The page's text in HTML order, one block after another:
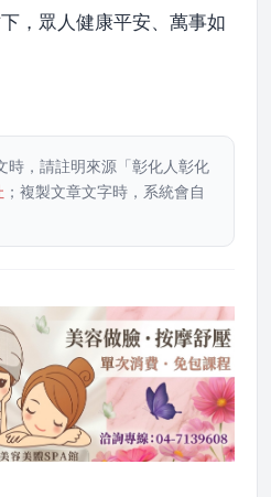
，眾人健康平安、萬事如
時，請註明來源「彰化人彰化
；複製文章文字時，系統會自